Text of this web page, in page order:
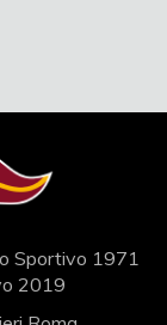
Sportivo 1971
2019